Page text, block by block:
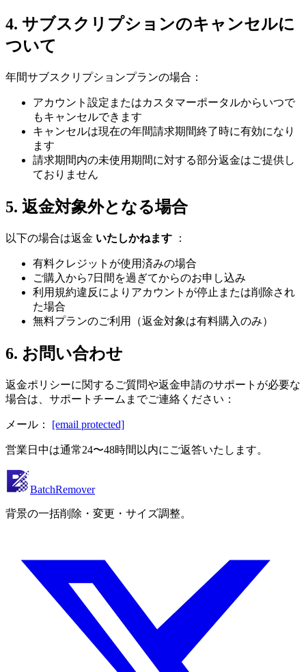
4. サブスクリプションのキャンセルに
ついて
年間サブスクリプションプランの場合：
アカウント設定またはカスタマーポータルからいつで
もキャンセルできます
キャンセルは現在の年間請求期間終了時に有効になり
ます
請求期間内の未使用期間に対する部分返金はご提供し
ておりません
5. 返金対象外となる場合
以下の場合は返金 いたしかねます ：
有料クレジットが使用済みの場合
ご購入から7日間を過ぎてからのお申し込み
利用規約違反によりアカウントが停止または削除され
た場合
無料プランのご利用（返金対象は有料購入のみ）
6. お問い合わせ
返金ポリシーに関するご質問や返金申請のサポートが必要な
場合は、サポートチームまでご連絡ください：
メール： [email protected]
営業日中は通常24〜48時間以内にご返答いたします。
BatchRemover
背景の一括削除・変更・サイズ調整。